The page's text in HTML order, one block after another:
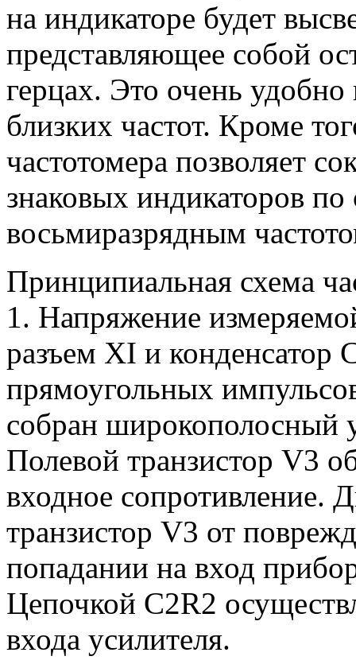
на индикаторе будет
представляющее собой
герцах. Это очень
близких частот. Кроме
частотомера позволяет
знаковых индикаторов
восьмиразрядным
Принципиальная схема
1. Напряжение
разъем XI и конденсатор
прямоугольных
собран широкополосный
Полевой транзистор V3
входное сопротивление.
транзистор V3 от
попадании на вход
Цепочкой C2R2
входа усилителя.